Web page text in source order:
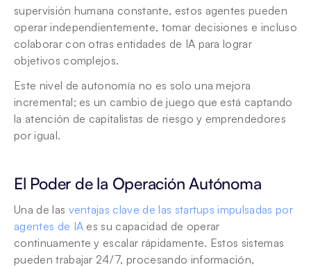
supervisión humana constante, estos agentes pueden
operar independientemente, tomar decisiones e incluso
colaborar con otras entidades de IA para lograr
objetivos complejos.
Este nivel de autonomía no es solo una mejora
incremental; es un cambio de juego que está captando
la atención de capitalistas de riesgo y emprendedores
por igual.
El Poder de la Operación Autónoma
Una de las ventajas clave de las startups impulsadas por
agentes de IA es su capacidad de operar
continuamente y escalar rápidamente. Estos sistemas
pueden trabajar 24/7, procesando información,